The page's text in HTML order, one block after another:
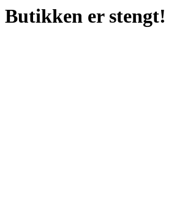
Butikken er stengt!